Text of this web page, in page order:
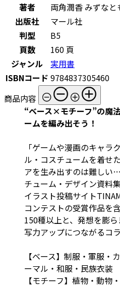
著者
両角潤香 みずなと
出版社
マール社
判型
B5
頁数
160 頁
ジャンル
実用書
ISBNコード 9784837305460
商品内容
“ベース×モチーフ”の魔
ームを編み出そう！
「ゲームや漫画のキャラ
ル・コスチュームを着せ
アを生み出すのは難しい
チューム・デザイン資料
イラスト投稿サイト
コンテストの受賞作品を
150種以上と、発想を膨
写力アップにつながるコ
【ベース】制服・軍服・
ーマル・和服・民族衣装
【モチーフ】植物・動物